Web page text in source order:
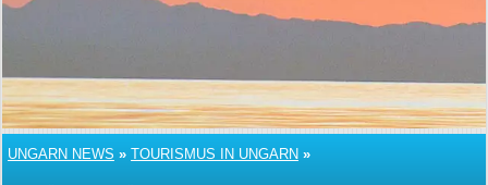
UNGARN NEWS » TOURISMUS IN UNGARN »